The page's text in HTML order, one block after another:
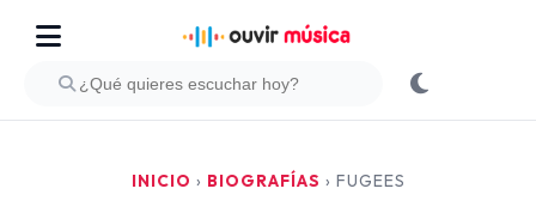
INICIO › BIOGRAFÍAS › FUGEES